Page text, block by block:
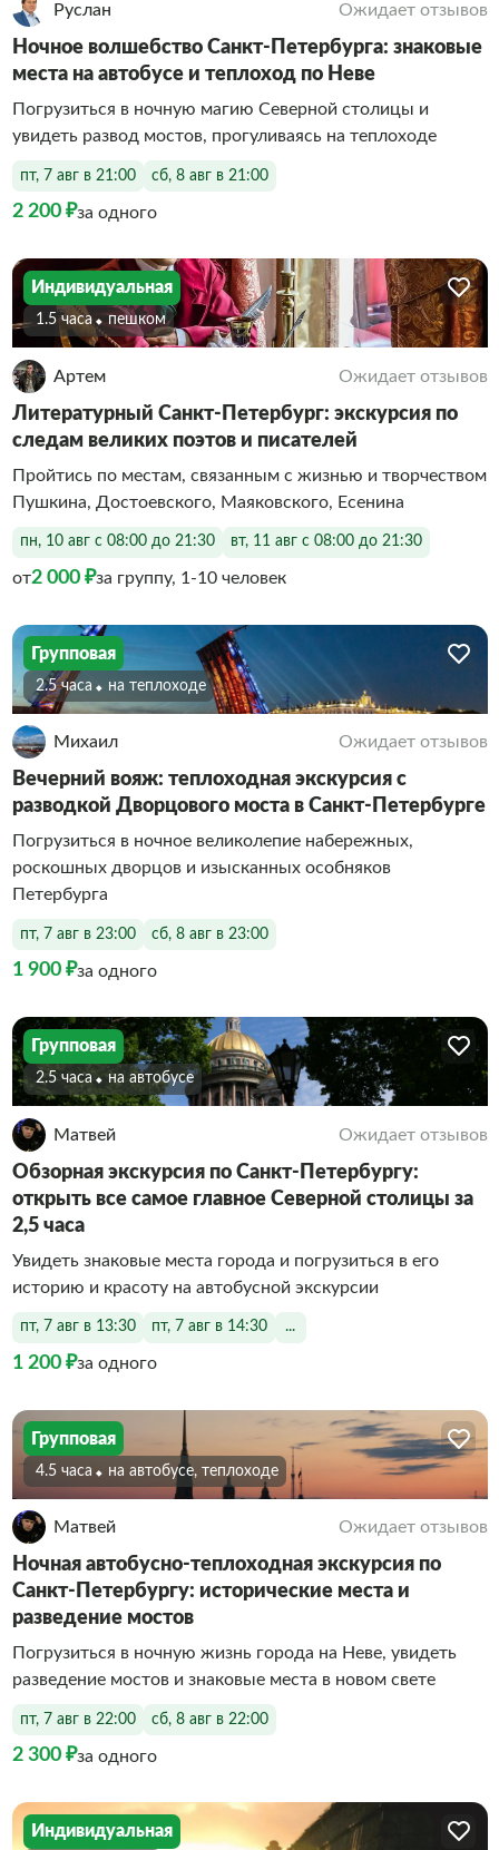
Руслан Ожидает отзывов
Ночное волшебство Санкт-Петербурга: знаковые
места на автобусе и теплоход по Неве
Погрузиться в ночную магию Северной столицы и
увидеть развод мостов, прогуливаясь на теплоходе
пт, 7 авг в 21:00 сб, 8 авг в 21:00
2 200 ₽за одного
Индивидуальная
1.5 часа Пешком
Артем Ожидает отзывов
Литературный Санкт-Петербург: экскурсия по
следам великих поэтов и писателей
Пройтись по местам, связанным с жизнью и творчеством
Пушкина, Достоевского, Маяковского, Есенина
пн, 10 авг с 08:00 до 21:30 вт, 11 авг с 08:00 до 21:30
от2 000 ₽за группу, 1-10 человек
Групповая
2.5 часа На теплоходе
Михаил Ожидает отзывов
Вечерний вояж: теплоходная экскурсия с
разводкой Дворцового моста в Санкт-Петербурге
Погрузиться в ночное великолепие набережных,
роскошных дворцов и изысканных особняков
Петербурга
пт, 7 авг в 23:00 сб, 8 авг в 23:00
1 900 ₽за одного
Групповая
2.5 часа На автобусе
Матвей Ожидает отзывов
Обзорная экскурсия по Санкт-Петербургу:
открыть все самое главное Северной столицы за
2,5 часа
Увидеть знаковые места города и погрузиться в его
историю и красоту на автобусной экскурсии
пт, 7 авг в 13:30 пт, 7 авг в 14:30 ...
1 200 ₽за одного
Групповая
4.5 часа На автобусе, теплоходе
Матвей Ожидает отзывов
Ночная автобусно-теплоходная экскурсия по
Санкт-Петербургу: исторические места и
разведение мостов
Погрузиться в ночную жизнь города на Неве, увидеть
разведение мостов и знаковые места в новом свете
пт, 7 авг в 22:00 сб, 8 авг в 22:00
2 300 ₽за одного
Индивидуальная